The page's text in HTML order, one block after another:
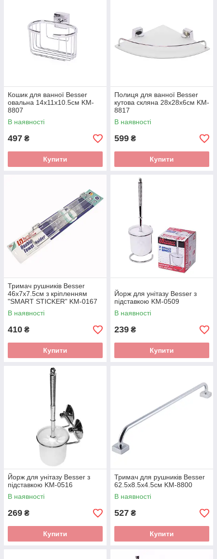
Кошик для ванної Besser
овальна 14х11х10.5см KM-
8807
В наявності
497 ₴
Купити
Полиця для ванної Besser
кутова скляна 28х28х6см KM-
8817
В наявності
599 ₴
Купити
Тримач рушників Besser
46х7х7.5см з кріпленням
"SMART STICKER" KM-0167
В наявності
410 ₴
Купити
Йорж для унітазу Besser з
підставкою KM-0509
В наявності
239 ₴
Купити
Йорж для унітазу Besser з
підставкою KM-0516
В наявності
269 ₴
Купити
Тримач для рушників Besser
62.5х8.5х4.5см KM-8800
В наявності
527 ₴
Купити